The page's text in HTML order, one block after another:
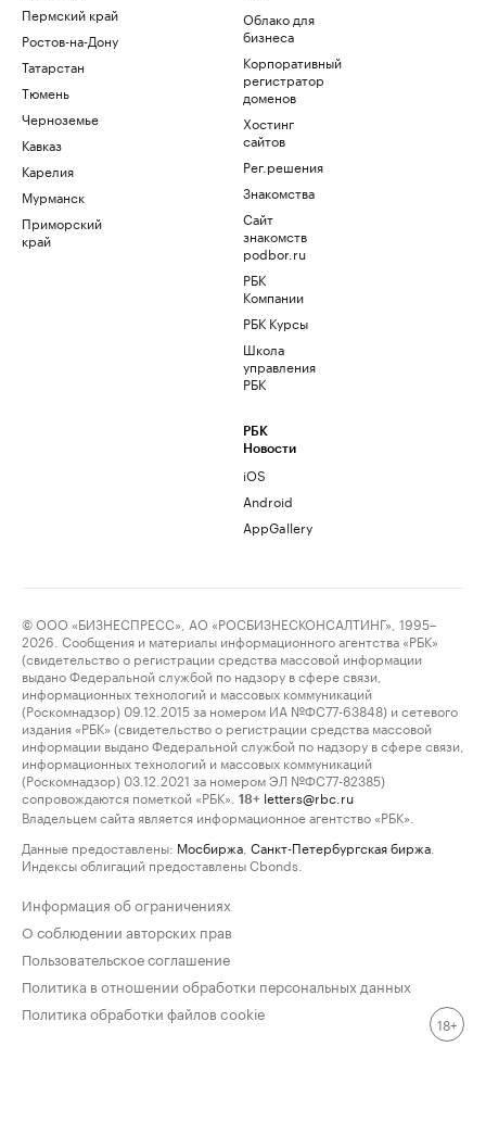
Пермский край
Ростов-на-Дону
Татарстан
Тюмень
Черноземье
Кавказ
Карелия
Мурманск
Приморский
край
Облако для
бизнеса
Корпоративный
регистратор
доменов
Хостинг
сайтов
Рег.решения
Знакомства
Сайт
знакомств
podbor.ru
РБК
Компании
РБК Курсы
Школа
управления
РБК
РБК
Новости
iOS
Android
AppGallery
© ООО «БИЗНЕСПРЕСС», АО «РОСБИЗНЕСКОНСАЛТИНГ», 1995–
2026. Сообщения и материалы информационного агентства «РБК»
(свидетельство о регистрации средства массовой информации
выдано Федеральной службой по надзору в сфере связи,
информационных технологий и массовых коммуникаций
(Роскомнадзор) 09.12.2015 за номером ИА №ФС77-63848) и сетевого
издания «РБК» (свидетельство о регистрации средства массовой
информации выдано Федеральной службой по надзору в сфере связи,
информационных технологий и массовых коммуникаций
(Роскомнадзор) 03.12.2021 за номером ЭЛ №ФС77-82385)
сопровождаются пометкой «РБК».
18+ letters@rbc.ru
Владельцем сайта является информационное агентство «РБК».
Данные предоставлены: Мосбиржа Санкт-Петербургская биржа
Индексы облигаций предоставлены Cbonds.
Информация об ограничениях
О соблюдении авторских прав
Пользовательское соглашение
Политика в отношении обработки персональных данных
Политика обработки файлов cookie
18+